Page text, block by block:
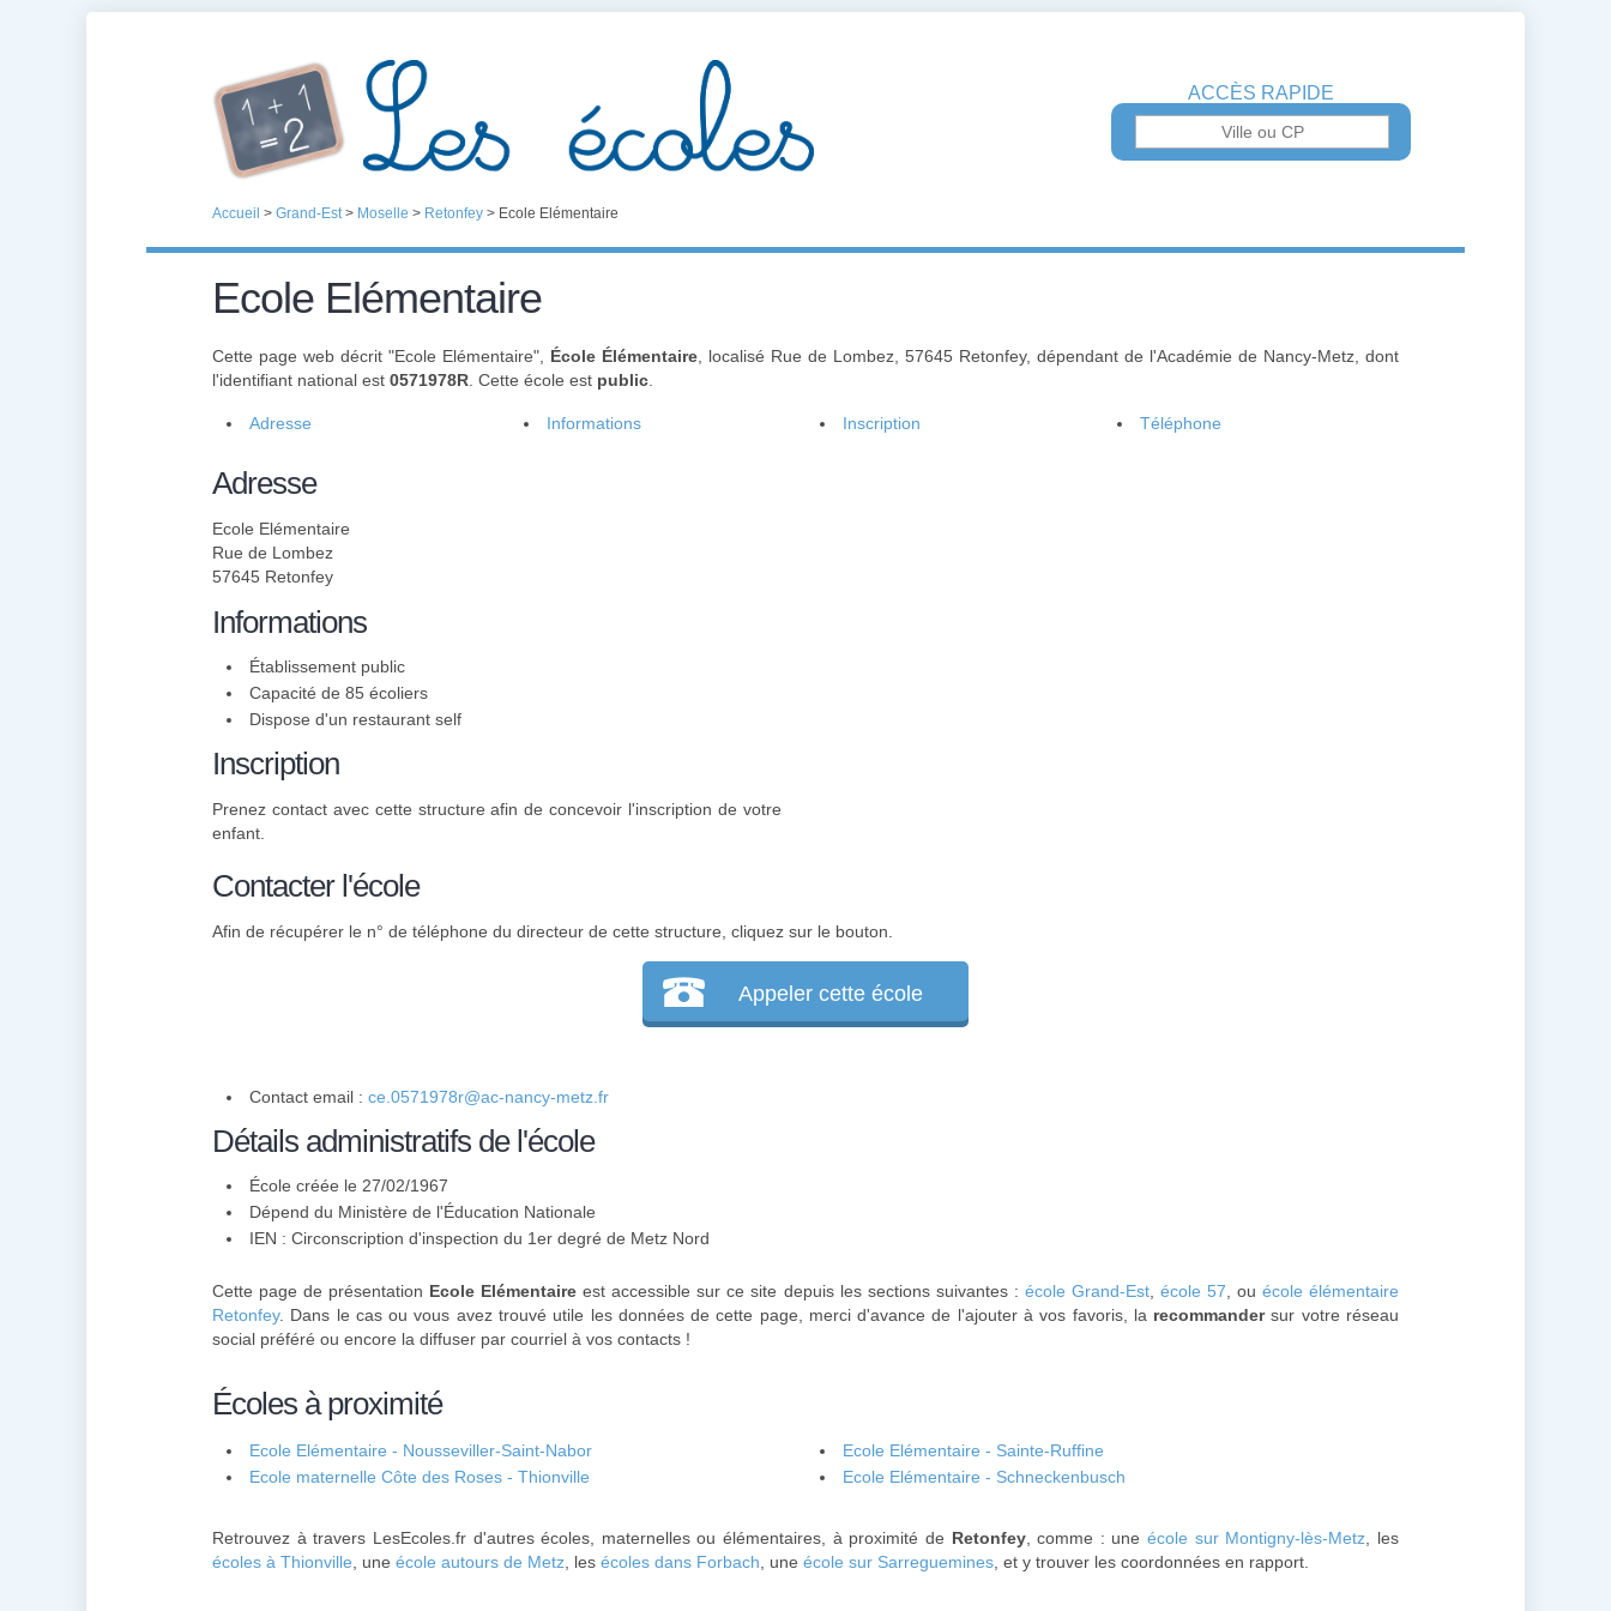
ACCÈS RAPIDE
Accueil > Grand-Est> Moselle > Retonfey > Ecole Elémentaire
Ecole Elémentaire
Cette page web décrit "Ecole Elémentaire", École Élémentaire , localisé Rue de Lombez, 57645 Retonfey, dépendant de l'Académie de Nancy-Metz, dont
l'identifiant national est 0571978R . Cette école est public
Adresse Informations Inscription Téléphone
Adresse
Ecole Elémentaire
Rue de Lombez
57645 Retonfey
Informations
Établissement public
Capacité de 85 écoliers
Dispose d'un restaurant self
Inscription
Prenez contact avec cette structure afin de concevoir l'inscription de votre
enfant.
Contacter l'école
Afin de récupérer le n° de téléphone du directeur de cette structure, cliquez sur le bouton.
Appeler cette école
Contact email : ce.0571978r@ac-nancy-metz.fr
Détails administratifs de l'école
École créée le 27/02/1967
Dépend du Ministère de l'Éducation Nationale
IEN : Circonscription d'inspection du 1er degré de Metz Nord
Cette page de présentation Ecole Elémentaire est accessible sur ce site depuis les sections suivantes : école Grand-Est, école 57 , ou école élémentaire
Retonfey. Dans le cas ou vous avez trouvé utile les données de cette page, merci d'avance de l'ajouter à vos favoris, la recommandersur votre réseau
social préféré ou encore la diffuser par courriel à vos contacts !
Écoles à proximité
Ecole Elémentaire - Nousseviller-Saint-Nabor
Ecole Elémentaire - Sainte-Ruffine
Ecole maternelle Côte des Roses - Thionville
Ecole Elémentaire - Schneckenbusch
Retrouvez à travers LesEcoles.fr d'autres écoles, maternelles ou élémentaires, à proximité de Retonfey, comme : uneécole sur Montigny-lès-Metz , les
écoles à Thionville , une école autours de Metz , les écoles dans Forbach , une école sur Sarreguemines , et y trouver les coordonnées en rapport.